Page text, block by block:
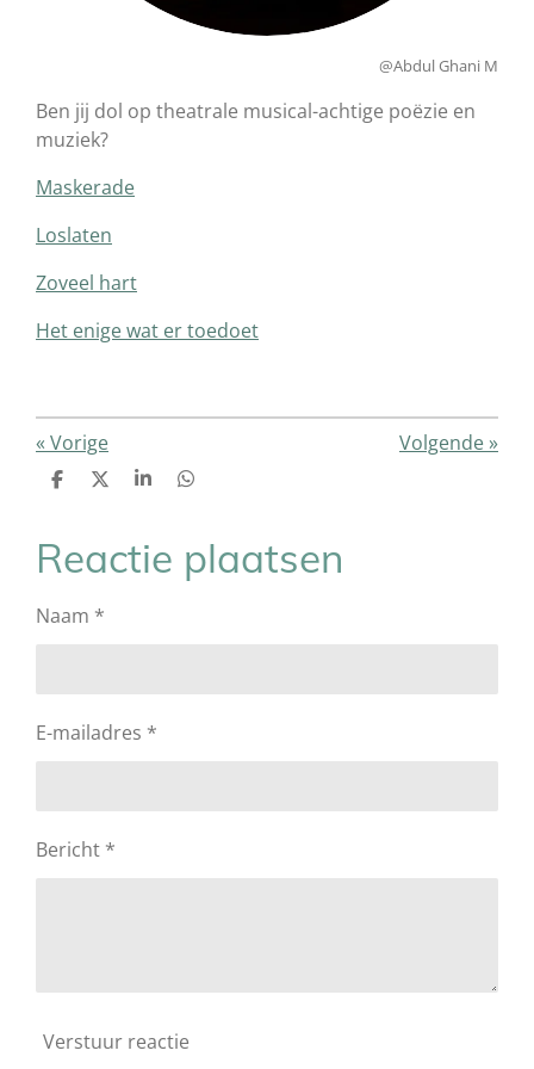
@Abdul Ghani M
Ben jij dol op theatrale musical-achtige poëzie en
muziek?
Maskerade
Loslaten
Zoveel hart
Het enige wat er toedoet
« Vorige Volgende»
D
e
n
D
S
r
D
n
Reactie plaatsen
Naam *
E-mailadres *
Bericht *
Verstuur reactie